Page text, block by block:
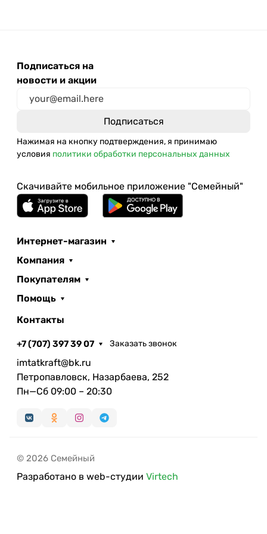
Подписаться на
новости и акции
Нажимая на кнопку подтверждения, я принимаю
условия политики обработки персональных данных
Скачивайте мобильное приложение "Семейный"
Интернет-магазин
Компания
Покупателям
Помощь
Контакты
+7 (707) 397 39 07 Заказать звонок
imtatkraft@bk.ru
Петропавловск, Назарбаева, 252
Пн—Сб 09:00 – 20:30
© 2026 Семейный
Разработано в web-студии Virtech